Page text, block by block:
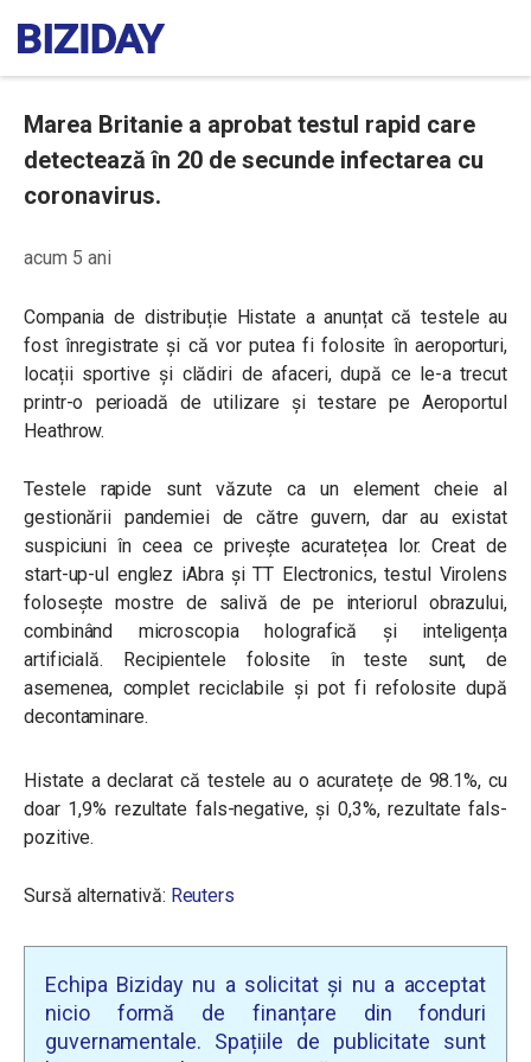
Marea Britanie a aprobat testul rapid care
detectează în 20 de secunde infectarea cu
coronavirus.
acum 5 ani
Compania de distribuție Histate a anunțat că testele au
fost înregistrate și că vor putea fi folosite în aeroporturi,
locații sportive și clădiri de afaceri, după ce le-a trecut
printr-o perioadă de utilizare și testare pe Aeroportul
Heathrow.
Testele rapide sunt văzute ca un element cheie al
gestionării pandemiei de către guvern, dar au existat
suspiciuni în ceea ce privește acuratețea lor. Creat de
start-up-ul englez iAbra și TT Electronics, testul Virolens
folosește mostre de salivă de pe interiorul obrazului,
combinând microscopia holografică și inteligența
artificială. Recipientele folosite în teste sunt, de
asemenea, complet reciclabile și pot fi refolosite după
decontaminare.
Histate a declarat că testele au o acuratețe de 98.1%, cu
doar 1,9% rezultate fals-negative, și 0,3%, rezultate fals-
pozitive.
Sursă alternativă: Reuters
Echipa Biziday nu a solicitat și nu a acceptat
nicio formă de finanțare din fonduri
guvernamentale. Spațiile de publicitate sunt